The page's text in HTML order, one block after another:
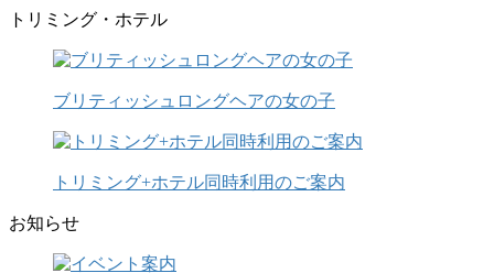
トリミング・ホテル
ブリティッシュロングヘアの女の子
トリミング+ホテル同時利用のご案内
お知らせ